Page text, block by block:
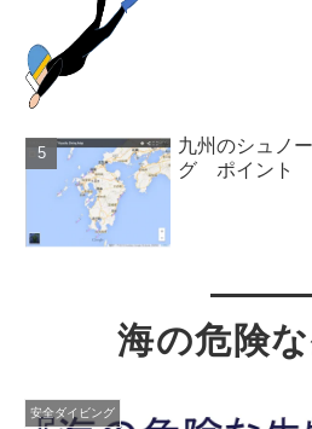
九州のシュノ
グ ポイント
海の危険
安全ダイビング